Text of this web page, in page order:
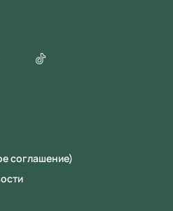
соглашение)